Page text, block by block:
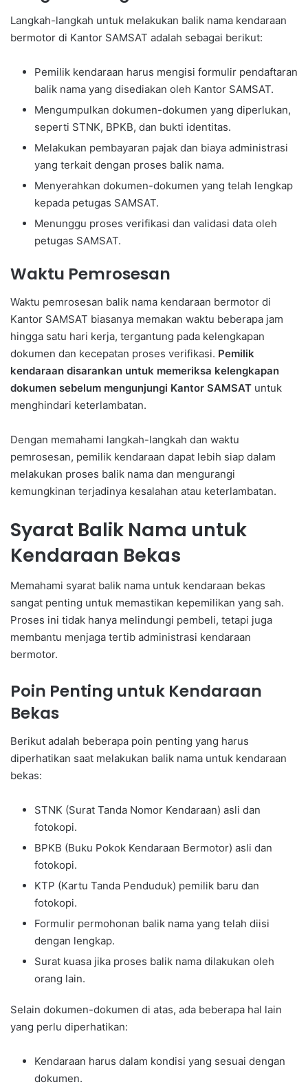
Langkah-langkah untuk melakukan balik nama kendaraan
bermotor di Kantor SAMSAT adalah sebagai berikut:
Pemilik kendaraan harus mengisi formulir pendaftaran
balik nama yang disediakan oleh Kantor SAMSAT.
Mengumpulkan dokumen-dokumen yang diperlukan,
seperti STNK, BPKB, dan bukti identitas.
Melakukan pembayaran pajak dan biaya administrasi
yang terkait dengan proses balik nama.
Menyerahkan dokumen-dokumen yang telah lengkap
kepada petugas SAMSAT.
Menunggu proses verifikasi dan validasi data oleh
petugas SAMSAT.
Waktu Pemrosesan
Waktu pemrosesan balik nama kendaraan bermotor di
Kantor SAMSAT biasanya memakan waktu beberapa jam
hingga satu hari kerja, tergantung pada kelengkapan
dokumen dan kecepatan proses verifikasi. Pemilik
kendaraan disarankan untuk memeriksa kelengkapan
dokumen sebelum mengunjungi Kantor SAMSAT untuk
menghindari keterlambatan.
Dengan memahami langkah-langkah dan waktu
pemrosesan, pemilik kendaraan dapat lebih siap dalam
melakukan proses balik nama dan mengurangi
kemungkinan terjadinya kesalahan atau keterlambatan.
Syarat Balik Nama untuk
Kendaraan Bekas
Memahami syarat balik nama untuk kendaraan bekas
sangat penting untuk memastikan kepemilikan yang sah.
Proses ini tidak hanya melindungi pembeli, tetapi juga
membantu menjaga tertib administrasi kendaraan
bermotor.
Poin Penting untuk Kendaraan
Bekas
Berikut adalah beberapa poin penting yang harus
diperhatikan saat melakukan balik nama untuk kendaraan
bekas:
STNK (Surat Tanda Nomor Kendaraan) asli dan
fotokopi.
BPKB (Buku Pokok Kendaraan Bermotor) asli dan
fotokopi.
KTP (Kartu Tanda Penduduk) pemilik baru dan
fotokopi.
Formulir permohonan balik nama yang telah diisi
dengan lengkap.
Surat kuasa jika proses balik nama dilakukan oleh
orang lain.
Selain dokumen-dokumen di atas, ada beberapa hal lain
yang perlu diperhatikan:
Kendaraan harus dalam kondisi yang sesuai dengan
dokumen.